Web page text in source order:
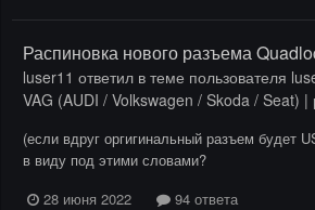
Распиновка нового разъема
luser11 ответил в теме пользователя
VAG (AUDI / Volkswagen / Skoda / Seat) |
(если вдруг оргигинальный разъем будет
в виду под этими словами?
28 июня 2022
94 ответа